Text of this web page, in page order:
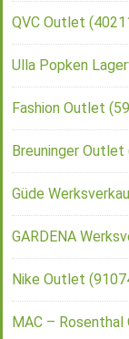
QVC Outlet
Ulla Popken
Fashion Outlet
Breuninger
Güde
GARDENA
Nike Outlet
MAC –